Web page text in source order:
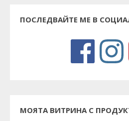
ПОСЛЕДВАЙТЕ МЕ В
МОЯТА ВИТРИНА С